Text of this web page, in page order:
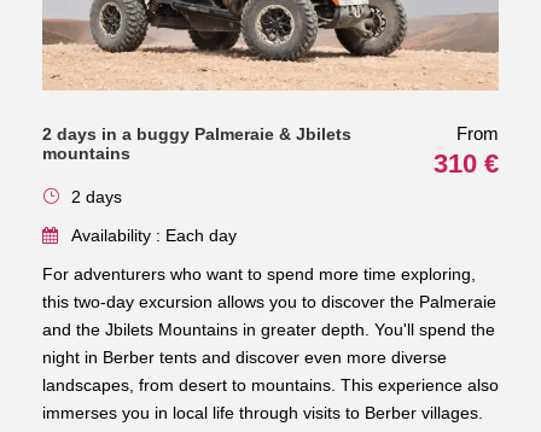
2 days in a buggy Palmeraie & Jbilets
mountains
From
310 €
2 days
Availability : Each day
For adventurers who want to spend more time exploring,
this two-day excursion allows you to discover the Palmeraie
and the Jbilets Mountains in greater depth. You'll spend the
night in Berber tents and discover even more diverse
landscapes, from desert to mountains. This experience also
immerses you in local life through visits to Berber villages.